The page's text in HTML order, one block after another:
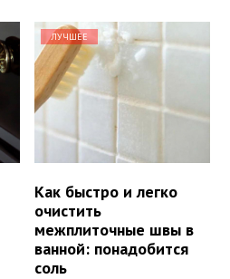
ЛУЧШЕЕ
Как быстро и легко
очистить
межплиточные швы в
ванной: понадобится
соль